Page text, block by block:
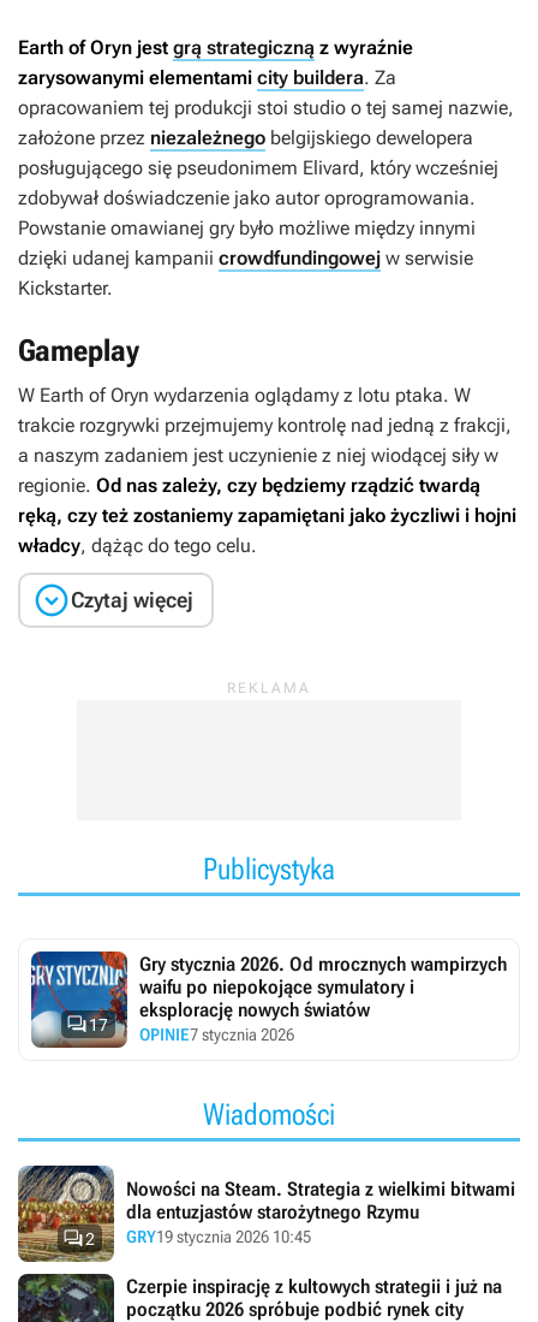
Earth of Oryn jest grą strategiczną z wyraźnie
zarysowanymi elementami city buildera. Za
opracowaniem tej produkcji stoi studio o tej samej nazwie,
założone przez niezależnego belgijskiego dewelopera
posługującego się pseudonimem Elivard, który wcześniej
zdobywał doświadczenie jako autor oprogramowania.
Powstanie omawianej gry było możliwe między innymi
dzięki udanej kampanii crowdfundingowej w serwisie
Kickstarter.
Gameplay
W Earth of Oryn wydarzenia oglądamy z lotu ptaka. W
trakcie rozgrywki przejmujemy kontrolę nad jedną z frakcji,
a naszym zadaniem jest uczynienie z niej wiodącej siły w
regionie. Od nas zależy, czy będziemy rządzić twardą
ręką, czy też zostaniemy zapamiętani jako życzliwi i hojni
władcy, dążąc do tego celu.
Czytaj więcej
Publicystyka
17
Gry stycznia 2026. Od mrocznych wampirzych
waifu po niepokojące symulatory i
eksplorację nowych światów
OPINIE7 stycznia 2026
Wiadomości
2
Nowości na Steam. Strategia z wielkimi bitwami
dla entuzjastów starożytnego Rzymu
GRY19 stycznia 2026 10:45
Czerpie inspirację z kultowych strategii i już na
początku 2026 spróbuje podbić rynek city